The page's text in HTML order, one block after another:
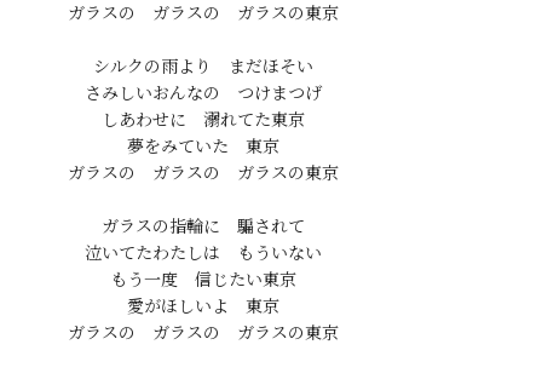
ガラスの　ガラスの　ガラスの東京
シルクの雨より　まだほそい
さみしいおんなの　つけまつげ
しあわせに　溺れてた東京
夢をみていた　東京
ガラスの　ガラスの　ガラスの東京
ガラスの指輪に　騙されて
泣いてたわたしは　もういない
もう一度　信じたい東京
愛がほしいよ　東京